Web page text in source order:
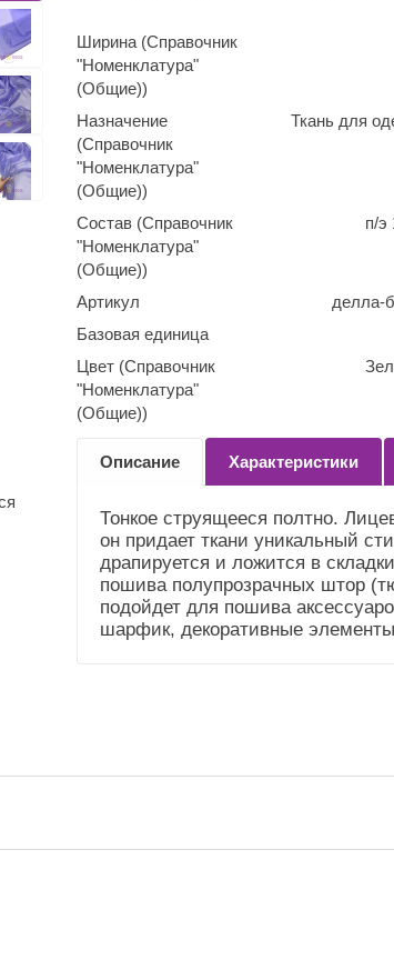
Ширина (Справочник
"Номенклатура"
(Общие))
Назначение
(Справочник
"Номенклатура"
(Общие))
Ткань для
Состав (Справочник
"Номенклатура"
(Общие))
п/э
Артикул
делла-
Базовая единица
Цвет (Справочник
"Номенклатура"
(Общие))
(Справочник
(Общие))
Усадка и уход
(Справочник
"Номенклатура"
(Общие))
Не
Описание Характеристики
Тонкое струящееся полтно.
он придает ткани уникальный
драпируется и ложится в
пошива полупрозрачных штор
подойдет для пошива
шарфик, декоративные